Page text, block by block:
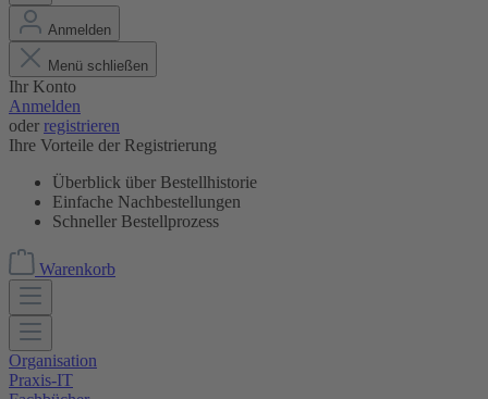
Anmelden
Menü schließen
Ihr Konto
Anmelden
oder registrieren
Ihre Vorteile der Registrierung
Überblick über Bestellhistorie
Einfache Nachbestellungen
Schneller Bestellprozess
Warenkorb
Organisation
Praxis-IT